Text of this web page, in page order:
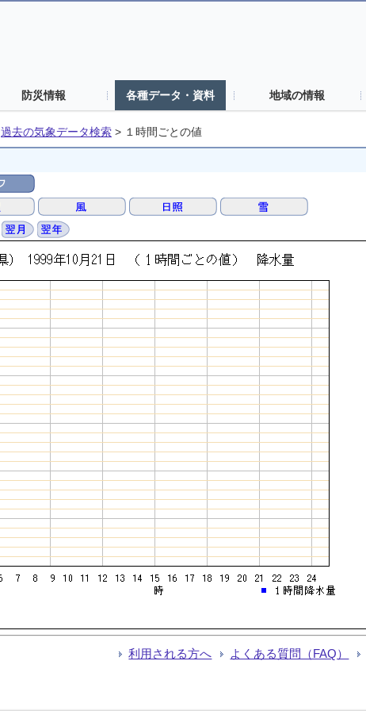
防災情報 各種データ・資料 地域の情報
過去の気象データ検索 > １時間ごとの値
利用される方へ よくある質問（FAQ）